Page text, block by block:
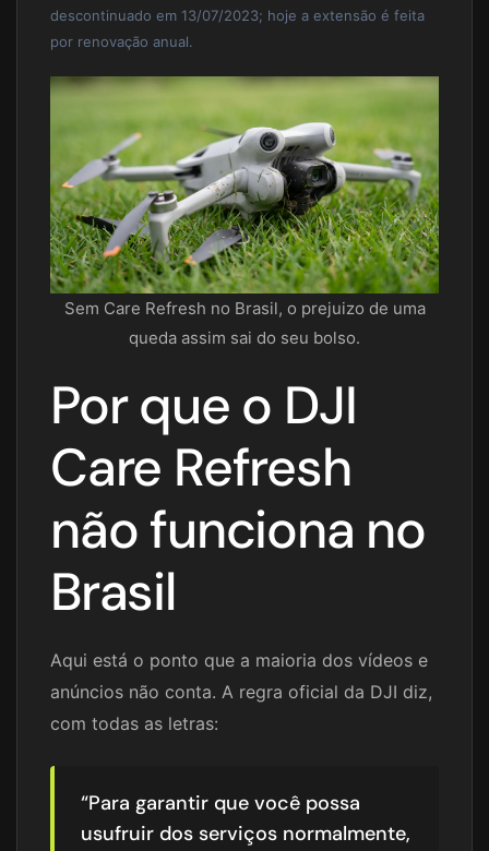
descontinuado em 13/07/2023; hoje a extensão é feita
por renovação anual.
Sem Care Refresh no Brasil, o prejuizo de uma
queda assim sai do seu bolso.
Por que o DJI
Care Refresh
não funciona no
Brasil
Aqui está o ponto que a maioria dos vídeos e
anúncios não conta. A regra oficial da DJI diz,
com todas as letras:
“Para garantir que você possa
usufruir dos serviços normalmente,